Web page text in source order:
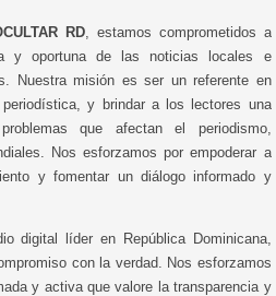
RD, estamos comprometidos a
y oportuna de las noticias locales e
Nuestra misión es ser un referente en
y brindar a los lectores una
que afectan el periodismo,
Nos esforzamos por empoderar a
y fomentar un diálogo informado y
digital líder en República Dominicana,
con la verdad. Nos esforzamos
y activa que valore la transparencia y